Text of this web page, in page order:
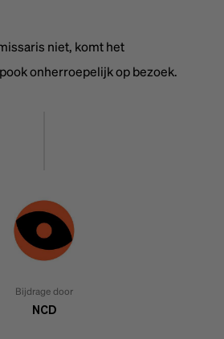
niet, komt het
onherroepelijk op bezoek.
Bijdrage door
NCD